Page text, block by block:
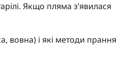
Якщо пляма з’явилася
вовна) і які методи прання